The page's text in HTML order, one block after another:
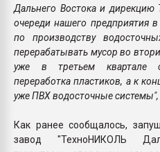
Дальнего Востока и дирекцию
очереди нашего предприятия
по производству
перерабатывать мусор во
уже в третьем квартале
переработка пластиков, а к
уже ПВХ водосточные системы",
Как ранее сообщалось,
завод "ТехноНИКОЛЬ